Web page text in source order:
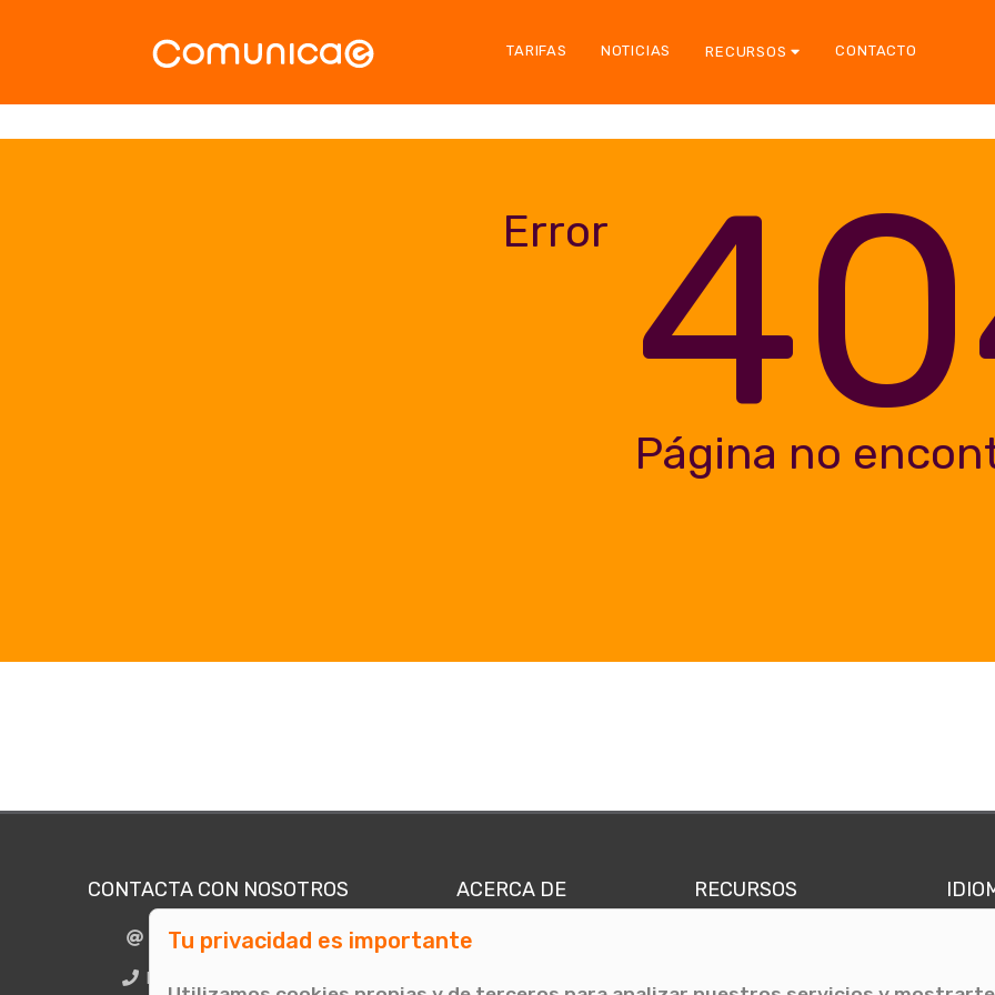
TARIFAS NOTICIAS RECURSOS CONTACTO
Error
Página no
CONTACTA CON NOSOTROS
info@comunicae.com
BCN + 34 931 702 774
ACERCA DE
Quiénes somos
RECURSOS
Tu privacidad es importante